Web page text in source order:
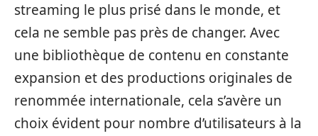
streaming le plus prisé dans le monde, et
cela ne semble pas près de changer. Avec
une bibliothèque de contenu en constante
expansion et des productions originales de
renommée internationale, cela s’avère un
choix évident pour nombre d’utilisateurs à la